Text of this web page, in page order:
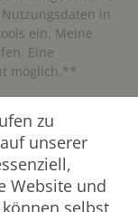
in
ein. Meine
Eine
möglich.**
um ein Pflichtfeld.
zu
unserer
Website und
selbst